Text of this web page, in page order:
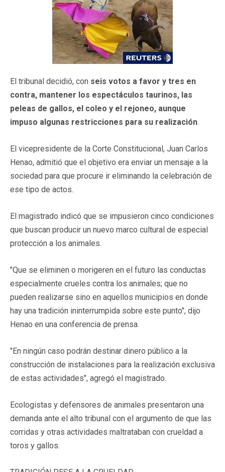
El tribunal decidió, con seis votos a favor y tres en
contra, mantener los espectáculos taurinos, las
peleas de gallos, el coleo y el rejoneo, aunque
impuso algunas restricciones para su realización.
El vicepresidente de la Corte Constitucional, Juan Carlos
Henao, admitió que el objetivo era enviar un mensaje a la
sociedad para que procure ir eliminando la celebración de
ese tipo de actos.
El magistrado indicó que se impusieron cinco condiciones
que buscan producir un nuevo marco cultural de especial
protección a los animales.
"Que se eliminen o morigeren en el futuro las conductas
especialmente crueles contra los animales; que no
pueden realizarse sino en aquellos municipios en donde
hay una tradición ininterrumpida sobre este punto", dijo
Henao en una conferencia de prensa.
"En ningún caso podrán destinar dinero público a la
construcción de instalaciones para la realización exclusiva
de estas actividades", agregó el magistrado.
Ecologistas y defensores de animales presentaron una
demanda ante el alto tribunal con el argumento de que las
corridas y otras actividades maltrataban con crueldad a
toros y gallos.